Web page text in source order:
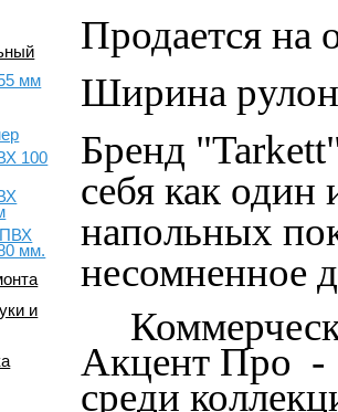
мм
100
мм.
и
Продается на
Ширина
Бренд
себя как
напольных
несомненное
Акцент Про -
среди